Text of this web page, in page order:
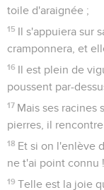
toile d'araignée ;
15 Il s'appuiera sur
cramponnera, et
16 Il est plein de
poussent par-
17 Mais ses racines
pierres, il
18 Et si on l'enlève
ne t'ai point connu !
19 Telle est la joie